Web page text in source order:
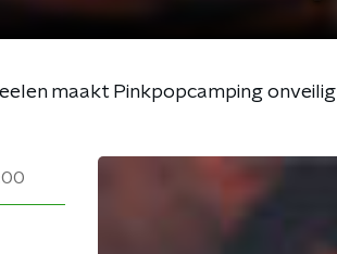
maakt Pinkpopcamping onveilig